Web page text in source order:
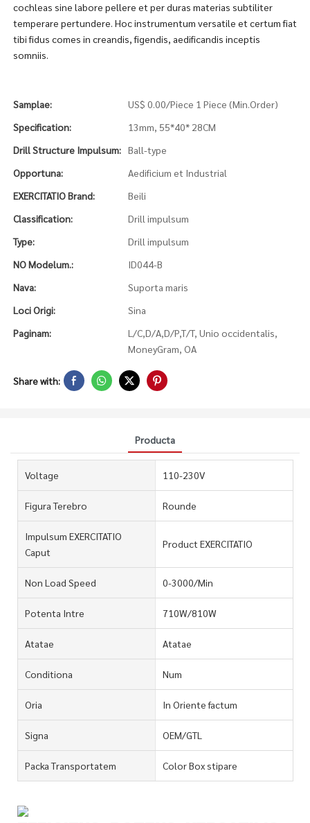
cochleas sine labore pellere et per duras materias subtiliter
temperare pertundere. Hoc instrumentum versatile et certum fiat
tibi fidus comes in creandis, figendis, aedificandis inceptis
somniis.
Samplae:
US$ 0.00/Piece 1 Piece (Min.Order)
Specification:
13mm, 55*40* 28CM
Drill Structure Impulsum: Ball-type
Opportuna:
Aedificium et Industrial
EXERCITATIO Brand:
Beili
Classification:
Drill impulsum
Type:
Drill impulsum
NO Modelum.:
ID044-B
Nava:
Suporta maris
Loci Origi:
Sina
Paginam:
L/C,D/A,D/P,T/T, Unio occidentalis,
MoneyGram, OA
Share with:
Producta
Voltage 110-230V
Figura Terebro Rounde
Impulsum EXERCITATIO
Caput
Product EXERCITATIO
Non Load Speed 0-3000/Min
Potenta Intre 710W/810W
Atatae Atatae
Conditiona Num
Oria In Oriente factum
Signa OEM/GTL
Packa Transportatem Color Box stipare